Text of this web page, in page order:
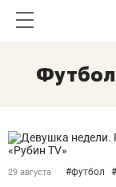
Футбол
29 августа #футбол #